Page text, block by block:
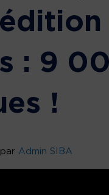
: 9
!
Admin SIBA